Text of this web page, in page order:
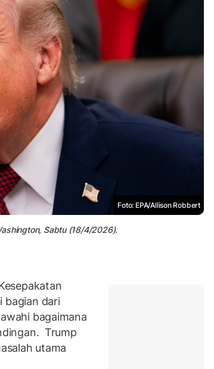
Foto: EPA/Allison Robbert
Sabtu (18/4/2026).
bagian dari
bagaimana
Trump
utama